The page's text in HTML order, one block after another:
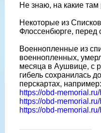
Не знаю, на какие
Некоторые из
Флоссенбюрге, перед
Военнопленные из
военнопленных,
месяца в Аушвице, с
гибель сохранилась
перскартах, например:
https://obd-
https://obd-
https://obd-